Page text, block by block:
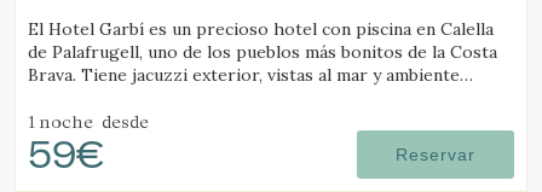
El Hotel Garbí es un precioso hotel con piscina en Calella
de Palafrugell, uno de los pueblos más bonitos de la Costa
Brava. Tiene jacuzzi exterior, vistas al mar y ambiente
1 noche desde
59€ Reservar